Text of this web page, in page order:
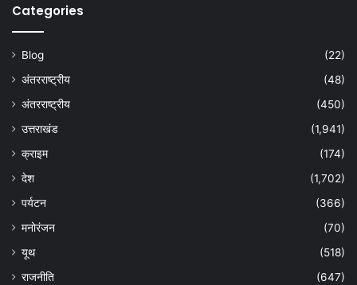
Categories
Blog
(22)
अंतरराष्ट्रीय
(48)
अंतरराष्ट्रीय
(450)
उत्तराखंड
(1,941)
क्राइम
(174)
देश
(1,702)
पर्यटन
(366)
मनोरंजन
(70)
यूथ
(518)
राजनीति
(647)